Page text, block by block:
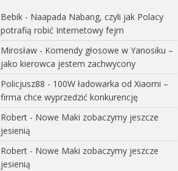
Bebik- Naapada Nabang, czyli jak Polacy
potrafią robić Internetowy fejm
Mirosław- Komendy głosowe w Yanosiku –
jako kierowca jestem zachwycony
Policjusz88 - 100W ładowarka od Xiaomi –
firma chce wyprzedzić konkurencję
Robert- Nowe Maki zobaczymy jeszcze
jesienią
Robert- Nowe Maki zobaczymy jeszcze
jesienią